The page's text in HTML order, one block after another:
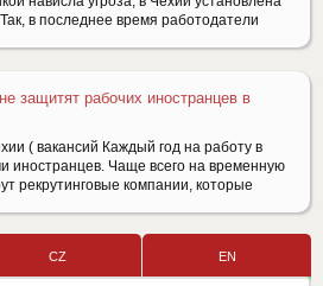
в последнее время работодатели
защитят рабочих иностранцев в
( вакансий Каждый год на работу в
иностранцев. Чаще всего на временную
рекрутинговые компании, которые
CZ EN